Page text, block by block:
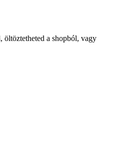
öltöztetheted a shopból, vagy